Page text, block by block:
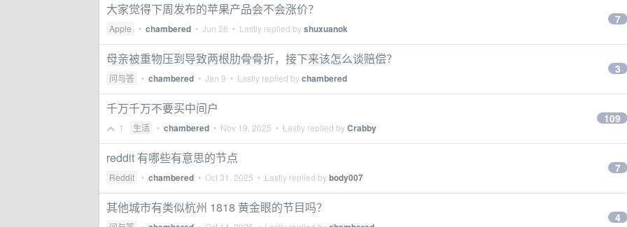
大家觉得下周发布的苹果产品会不会涨价？
Apple • chambered • Jun 26 • Lastly replied byshuxuanok
7
母亲被重物压到导致两根肋骨骨折，接下来该怎么谈赔偿？
问与答 • chambered • Jan 9 • Lastly replied bychambered
3
千万千万不要买中间户
1 生活 • chambered • Nov 19, 2025 • Lastly replied byCrabby
109
reddit 有哪些有意思的节点
Reddit • chambered • Oct 31, 2025 • Lastly replied bybody007
7
其他城市有类似杭州 1818 黄金眼的节目吗？
4